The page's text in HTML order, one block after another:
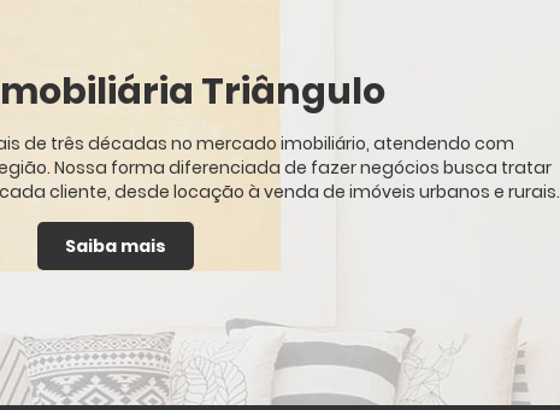
Triângulo
de três décadas no mercado imobiliário, atendendo com
Nossa forma diferenciada de fazer negócios busca tratar
cliente, desde locação à venda de imóveis urbanos e rurais.
Saiba mais